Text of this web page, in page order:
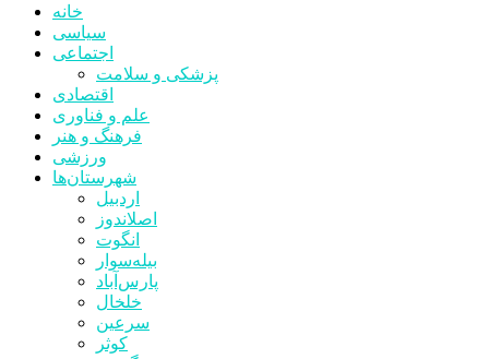
خانه
سیاسی
اجتماعی
پزشکی و سلامت
اقتصادی
علم و فناوری
فرهنگ و هنر
ورزشی
شهرستان‌ها
اردبیل
اصلاندوز
انگوت
بیله‌سوار
پارس‌آباد
خلخال
سرعین
کوثر